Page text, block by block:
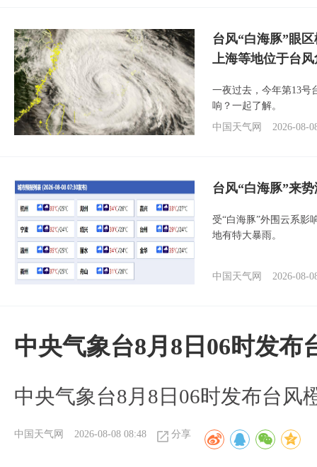
台风“白海豚”眼
上海等地位于台
一夜过去，今年第13号
响？一起了解。
中国天气网
2026-08-
台风“白海豚”来
受“白海豚”外围云系影
地有特大暴雨。
中国天气网 2026-08-
中央气象台8月8日06时发布
中央气象台8月8日06时发布台风
中国天气网 2026-08-08 08:48 分享